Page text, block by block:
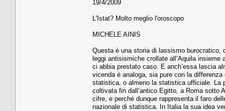
19/4/2009
L'Istat? Molto meglio l'oroscopo
MICHELE AINIS
Questa è una storia di lassismo burocratico,
leggi antisismiche crollate all’Aquila insieme
ci abbia prestato caso. E anch’essa lascia
vicenda è analoga, sia pure con la
statistica, o almeno la statistica ufficiale. La
coltivata fin dall’antico Egitto, a Roma sotto
cifre, e perché dunque rappresenta il faro
nazionale di statistica. In Italia la sua idea